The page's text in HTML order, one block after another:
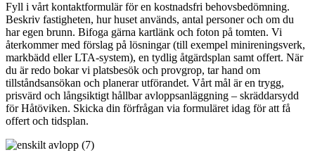
Fyll i vårt kontaktformulär för en kostnadsfri behovsbedömning.
Beskriv fastigheten, hur huset används, antal personer och om du
har egen brunn. Bifoga gärna kartlänk och foton på tomten. Vi
återkommer med förslag på lösningar (till exempel minireningsverk,
markbädd eller LTA-system), en tydlig åtgärdsplan samt offert. När
du är redo bokar vi platsbesök och provgrop, tar hand om
tillståndsansökan och planerar utförandet. Vårt mål är en trygg,
prisvärd och långsiktigt hållbar avloppsanläggning – skräddarsydd
för Håtöviken. Skicka din förfrågan via formuläret idag för att få
offert och tidsplan.